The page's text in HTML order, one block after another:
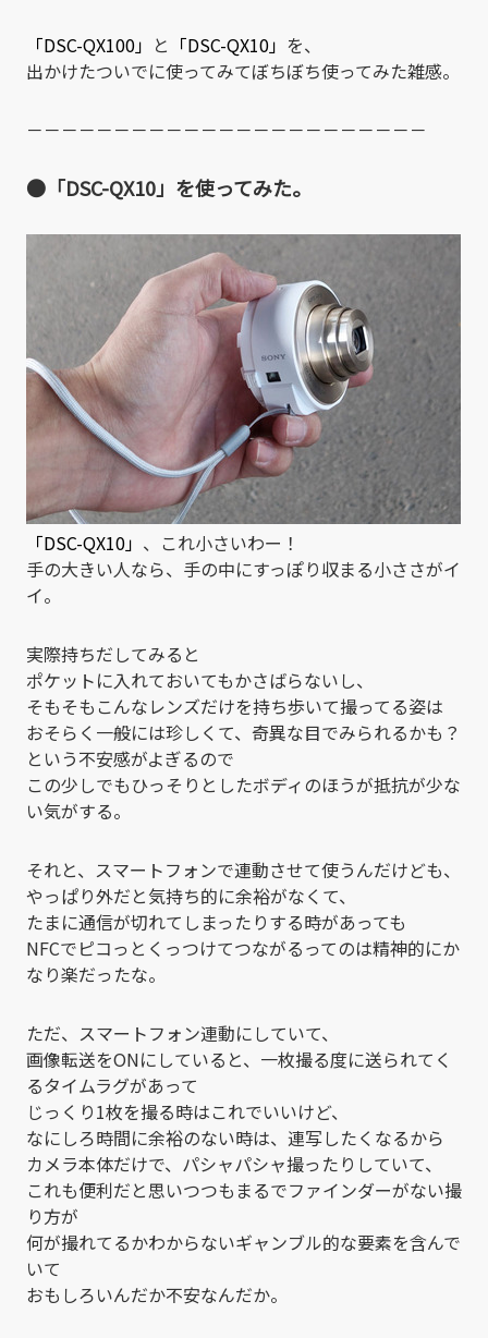
「DSC-QX100」 と 「DSC-QX10」 を、
出かけたついでに使ってみてぼちぼち使ってみた雑感。
－－－－－－－－－－－－－－－－－－－－－－－
●「DSC-QX10」を使ってみた。
「DSC-QX10」 、これ小さいわー！
手の大きい人なら、手の中にすっぽり収まる小ささがイ
イ。
実際持ちだしてみると
ポケットに入れておいてもかさばらないし、
そもそもこんなレンズだけを持ち歩いて撮ってる姿は
おそらく一般には珍しくて、奇異な目でみられるかも？
という不安感がよぎるので
この少しでもひっそりとしたボディのほうが抵抗が少な
い気がする。
それと、スマートフォンで連動させて使うんだけども、
やっぱり外だと気持ち的に余裕がなくて、
たまに通信が切れてしまったりする時があっても
NFCでピコっとくっつけてつながるってのは精神的にか
なり楽だったな。
ただ、スマートフォン連動にしていて、
画像転送をONにしていると、一枚撮る度に送られてく
るタイムラグがあって
じっくり1枚を撮る時はこれでいいけど、
なにしろ時間に余裕のない時は、連写したくなるから
カメラ本体だけで、パシャパシャ撮ったりしていて、
これも便利だと思いつつもまるでファインダーがない撮
り方が
何が撮れてるかわからないギャンブル的な要素を含んで
いて
おもしろいんだか不安なんだか。